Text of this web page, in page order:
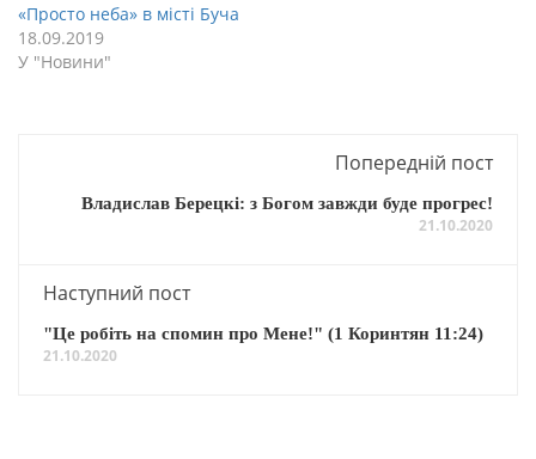
«Просто неба» в місті Буча
18.09.2019
У "Новини"
Попередній пост
Владислав Берецкі: з Богом завжди буде прогрес!
21.10.2020
Наступний пост
"Це робіть на спомин про Мене!" (1 Коринтян 11:24)
21.10.2020